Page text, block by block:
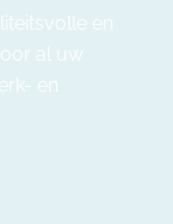
en
al uw
en